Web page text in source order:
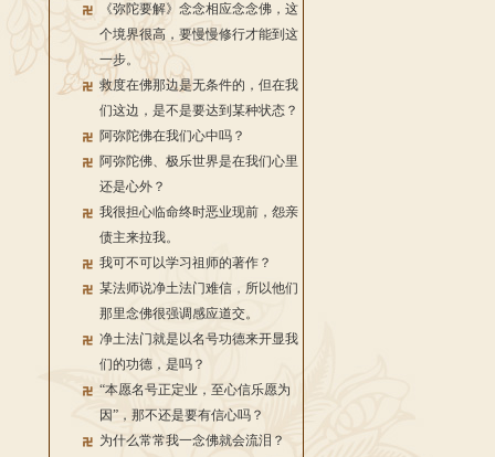
《弥陀要解》念念相应念念佛，这
个境界很高，要慢慢修行才能到这
一步。
救度在佛那边是无条件的，但在我
们这边，是不是要达到某种状态？
阿弥陀佛在我们心中吗？
阿弥陀佛、极乐世界是在我们心里
还是心外？
我很担心临命终时恶业现前，怨亲
债主来拉我。
我可不可以学习祖师的著作？
某法师说净土法门难信，所以他们
那里念佛很强调感应道交。
净土法门就是以名号功德来开显我
们的功德，是吗？
“本愿名号正定业，至心信乐愿为
因”，那不还是要有信心吗？
为什么常常我一念佛就会流泪？